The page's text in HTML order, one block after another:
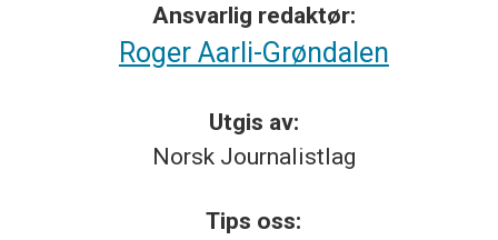
Ansvarlig redaktør:
Roger Aarli-Grøndalen
Utgis av:
Norsk Journalistlag
Tips oss: